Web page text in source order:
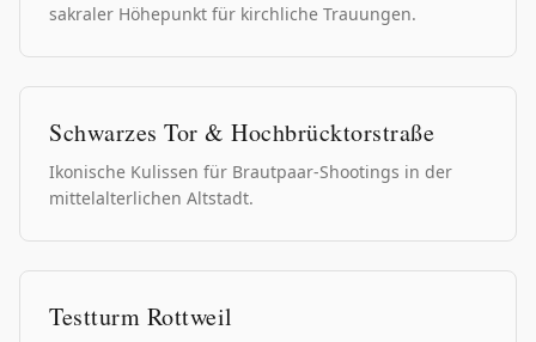
sakraler Höhepunkt für kirchliche Trauungen.
Schwarzes Tor & Hochbrücktorstraße
Ikonische Kulissen für Brautpaar-Shootings in der
mittelalterlichen Altstadt.
Testturm Rottweil